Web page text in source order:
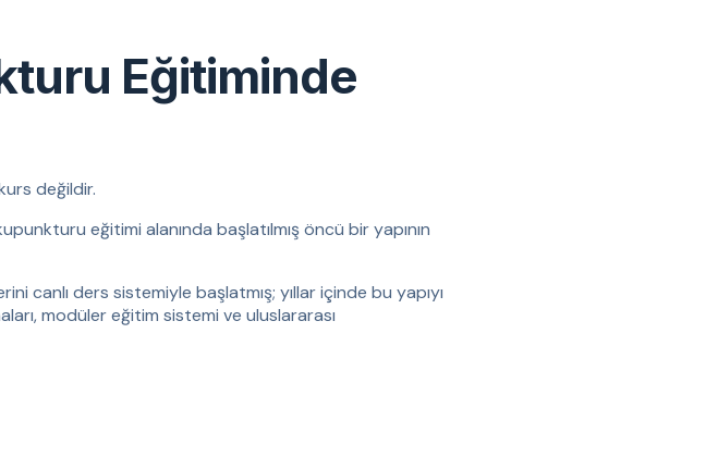
Eğitiminde
değildir.
eğitimi alanında başlatılmış öncü bir yapının
canlı ders sistemiyle başlatmış; yıllar içinde bu yapıyı
modüler eğitim sistemi ve uluslararası